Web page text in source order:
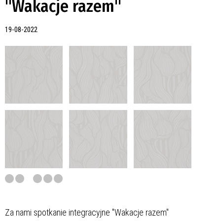
"Wakacje razem"
19-08-2022
Za nami spotkanie integracyjne "Wakacje razem"